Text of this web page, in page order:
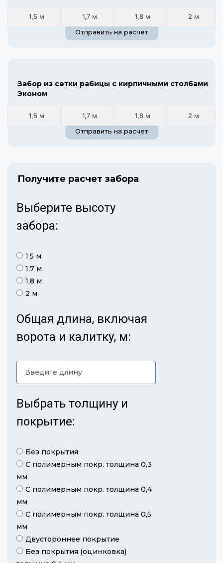
1,5 м 1,7 м 1,8 м
2 м
Отправить на расчет
Забор из сетки рабицы с кирпичными столбами
Эконом
1,5 м 1,7 м 1,8 м
2 м
Отправить на расчет
Получите расчет забора
Выберите высоту
забора:
1,5 м
1,7 м
1,8 м
2 м
Общая длина, включая
ворота и калитку, м:
Выбрать толщину и
покрытие:
Без покрытия
С полимерным покр. толщина 0,3
мм
С полимерным покр. толщина 0,4
мм
С полимерным покр. толщина 0,5
мм
Двустороннее покрытие
Без покрытия (оцинковка)